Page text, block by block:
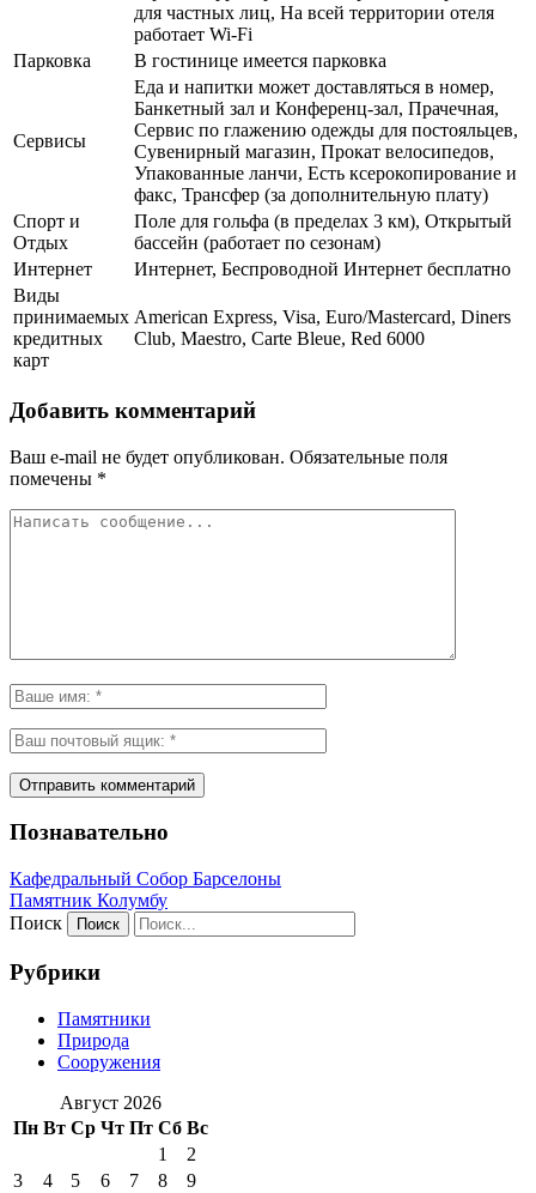
для частных лиц, На всей территории отеля
работает Wi-Fi
Парковка
В гостинице имеется парковка
Сервисы
Еда и напитки может доставляться в номер,
Банкетный зал и Конференц-зал, Прачечная,
Сервис по глажению одежды для постояльцев,
Сувенирный магазин, Прокат велосипедов,
Упакованные ланчи, Есть ксерокопирование и
факс, Трансфер (за дополнительную плату)
Спорт и
Отдых
Поле для гольфа (в пределах 3 км), Открытый
бассейн (работает по сезонам)
Интернет
Интернет, Беспроводной Интернет бесплатно
Виды
принимаемых
кредитных
карт
American Express, Visa, Euro/Mastercard, Diners
Club, Maestro, Carte Bleue, Red 6000
Добавить комментарий
Ваш e-mail не будет опубликован. Обязательные поля
помечены *
Познавательно
Кафeдрaльный Собор Барселоны
Пaмятник Колумбу
Поиск
Рубрики
Памятники
Природа
Сооружения
Август 2026
Пн Вт Ср Чт Пт Сб Вс
1
2
3
4 5 6 7 8
9